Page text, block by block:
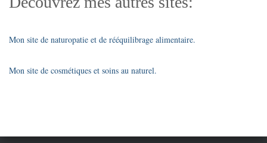
Mon site de naturopatie et de rééquilibrage alimentaire.
Mon site de cosmétiques et soins au naturel.